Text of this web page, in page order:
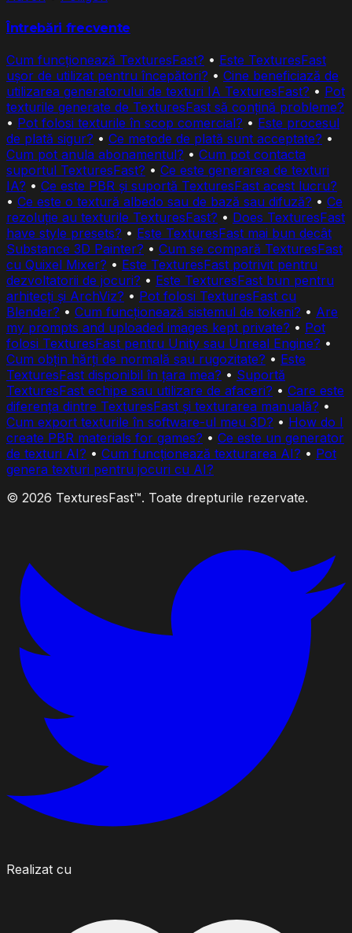
Întrebări frecvente
Cum funcționează TexturesFast? • Este TexturesFast
ușor de utilizat pentru începători? • Cine beneficiază de
utilizarea generatorului de texturi IA TexturesFast? • Pot
texturile generate de TexturesFast să conțină probleme?
• Pot folosi texturile în scop comercial? • Este procesul
de plată sigur? • Ce metode de plată sunt acceptate? •
Cum pot anula abonamentul? • Cum pot contacta
suportul TexturesFast? • Ce este generarea de texturi
IA? • Ce este PBR și suportă TexturesFast acest lucru?
• Ce este o textură albedo sau de bază sau difuză? • Ce
rezoluție au texturile TexturesFast? • Does TexturesFast
have style presets? • Este TexturesFast mai bun decât
Substance 3D Painter? • Cum se compară TexturesFast
cu Quixel Mixer? • Este TexturesFast potrivit pentru
dezvoltatorii de jocuri? • Este TexturesFast bun pentru
arhitecți și ArchViz? • Pot folosi TexturesFast cu
Blender? • Cum funcționează sistemul de tokeni? • Are
my prompts and uploaded images kept private? • Pot
folosi TexturesFast pentru Unity sau Unreal Engine? •
Cum obțin hărți de normală sau rugozitate? • Este
TexturesFast disponibil în țara mea? • Suportă
TexturesFast echipe sau utilizare de afaceri? • Care este
diferența dintre TexturesFast și texturarea manuală? •
Cum export texturile în software-ul meu 3D? • How do I
create PBR materials for games? • Ce este un generator
de texturi AI? • Cum funcționează texturarea AI? • Pot
genera texturi pentru jocuri cu AI?
© 2026 TexturesFast™. Toate drepturile rezervate.
Realizat cu